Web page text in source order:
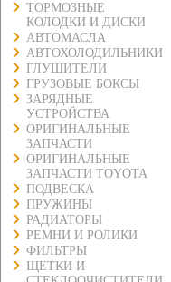
ТОРМОЗНЫЕ
КОЛОДКИ И ДИСКИ
АВТОМАСЛА
АВТОХОЛОДИЛЬНИКИ
ГЛУШИТЕЛИ
ГРУЗОВЫЕ БОКСЫ
ЗАРЯДНЫЕ
УСТРОЙСТВА
ОРИГИНАЛЬНЫЕ
ЗАПЧАСТИ
ОРИГИНАЛЬНЫЕ
ЗАПЧАСТИ TOYOTA
ПОДВЕСКА
ПРУЖИНЫ
РАДИАТОРЫ
РЕМНИ И РОЛИКИ
ФИЛЬТРЫ
ЩЕТКИ И